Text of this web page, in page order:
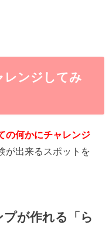
レンジしてみ
の何かにチャレンジ
が出来るスポットを
が作れる「ら